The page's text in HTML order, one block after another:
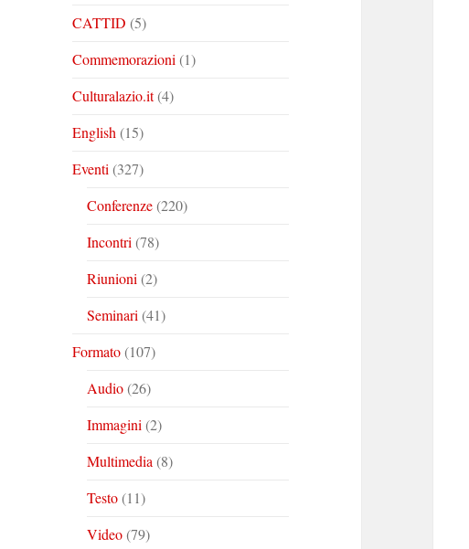
CATTID (5)
Commemorazioni (1)
Culturalazio.it(4)
English (15)
Eventi (327)
Conferenze(220)
Incontri (78)
Riunioni (2)
Seminari (41)
Formato(107)
Audio(26)
Immagini (2)
Multimedia (8)
Testo(11)
Video(79)